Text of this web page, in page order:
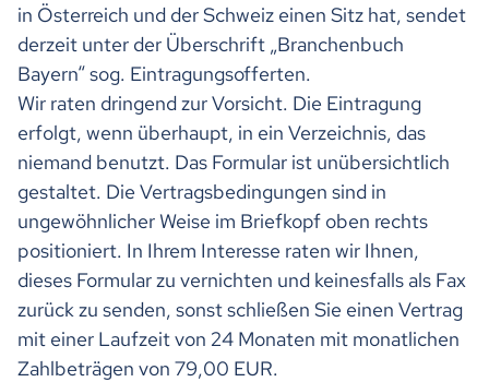
in Österreich und der Schweiz einen Sitz hat, sendet
derzeit unter der Überschrift „Branchenbuch
Bayern“ sog. Eintragungsofferten.
Wir raten dringend zur Vorsicht. Die Eintragung
erfolgt, wenn überhaupt, in ein Verzeichnis, das
niemand benutzt. Das Formular ist unübersichtlich
gestaltet. Die Vertragsbedingungen sind in
ungewöhnlicher Weise im Briefkopf oben rechts
positioniert. In Ihrem Interesse raten wir Ihnen,
dieses Formular zu vernichten und keinesfalls als Fax
zurück zu senden, sonst schließen Sie einen Vertrag
mit einer Laufzeit von 24 Monaten mit monatlichen
Zahlbeträgen von 79,00 EUR.